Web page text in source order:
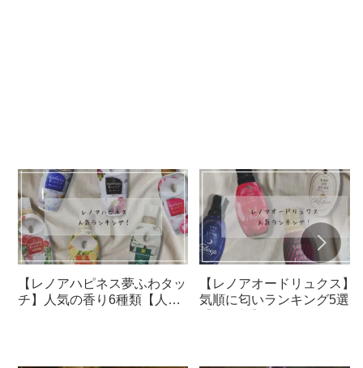
【レノアハピネス夢ふわタッ
チ】人気の香り6種類【人気
【レノアオードリュクス】
気順に匂いランキング5選